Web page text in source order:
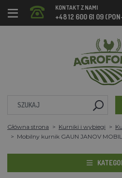
KONTAKT Z NAMI
+48 12 600 61 09
Główna strona Kurniki i wybiegi
Mobilny kurnik GAUN JANOV